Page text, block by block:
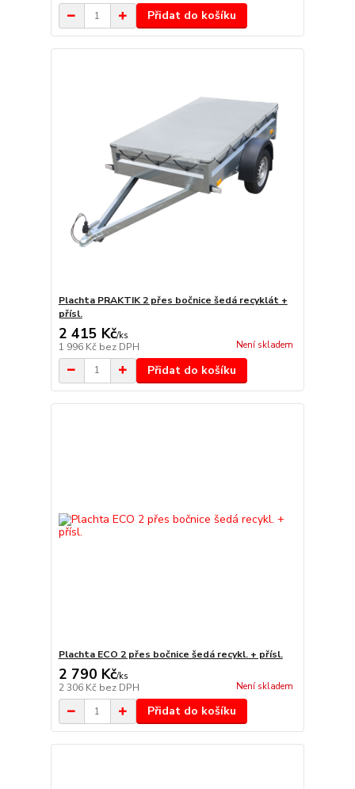
Přidat do košíku
Plachta PRAKTIK 2 přes bočnice šedá recyklát +
přísl.
2 415 Kč/ks
1 996 Kč bez DPH Není skladem
Přidat do košíku
Plachta ECO 2 přes bočnice šedá recykl. + přísl.
2 790 Kč/ks
2 306 Kč bez DPH Není skladem
Přidat do košíku